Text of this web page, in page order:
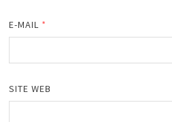
E-MAIL *
SITE WEB